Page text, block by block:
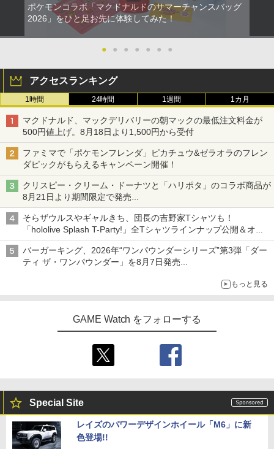
ポケモンコラボ「マクドナルドのサマーチャンスバッグ
2026」をひと足お先に体験してみた！
● ● ● ● ● ● ●
アクセスランキング
1時間 24時間 1週間 1カ月
マクドナルド、マックデリバリーの朝マックの最低注文料金が
500円値上げ。8月18日より1,500円から受付
ファミマで「ポケモンフレンダ」ピカチュウ&ゼラオラのフレン
ダピックがもらえるキャンペーン開催！
クリスピー・クリーム・ドーナツと「ハリポタ」のコラボ商品が
8月21日より期間限定で発売
組分け帽子ドーナツなど見た目も楽しい商品が登場
そらザウルスやギャルきち、団長の吉野家Tシャツも！
「hololive Splash T-Party!」全Tシャツラインナップ公開＆オン
ライン販売開始
バーガーキング、2026年“ワンパウンダーシリーズ”第3弾「ダー
ティ ザ・ワンパウンダー」を8月7日発売
もっと見る
GAME Watch をフォローする
Special Site
レイズのパワーデザインホイール「M6」に新
色登場!!